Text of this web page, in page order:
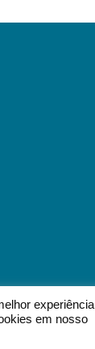
experiência
em nosso